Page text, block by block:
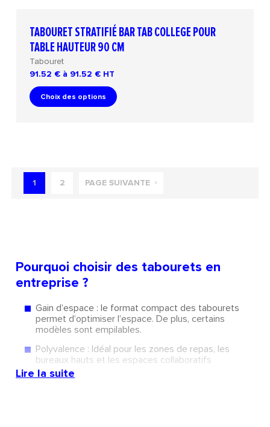
TABOURET STRATIFIÉ BAR TAB COLLEGE POUR
TABLE HAUTEUR 90 CM
Tabouret
91.52 € à 91.52 € HT
Choix des options
1 2 PAGE SUIVANTE
Pourquoi choisir des tabourets en
entreprise ?
Gain d’espace : le format compact des tabourets
permet d’optimiser l’espace. De plus, certains
modèles sont empilables.
Polyvalence : Idéal pour les zones de repas, les
bureaux hauts et les espaces collaboratifs
Mobilité : ils sont faciles à déplacer dans l’espace,
Lire la suite